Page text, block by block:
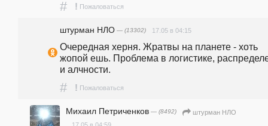
# ! Пожаловаться
штурман НЛО — (13302) 17.05 в 04:15
Очередная херня. Жратвы на планете - хоть
жопой ешь. Проблема в логистике,
и алчности.
# ! Пожаловаться
Михаил Петриченков — (8492)
штурман НЛО